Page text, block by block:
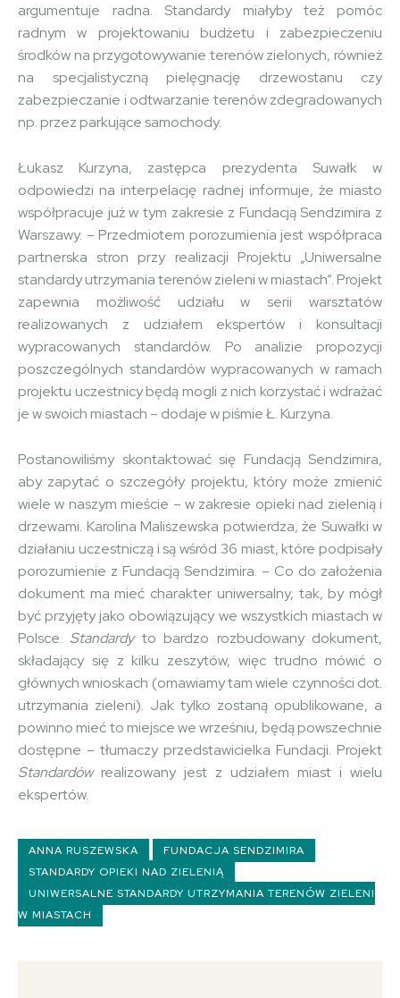
argumentuje radna. Standardy miałyby też pomóc
radnym w projektowaniu budżetu i zabezpieczeniu
środków na przygotowywanie terenów zielonych, również
na specjalistyczną pielęgnację drzewostanu czy
zabezpieczanie i odtwarzanie terenów zdegradowanych
np. przez parkujące samochody.
Łukasz Kurzyna, zastępca prezydenta Suwałk w
odpowiedzi na interpelację radnej informuje, że miasto
współpracuje już w tym zakresie z Fundacją Sendzimira z
Warszawy. – Przedmiotem porozumienia jest współpraca
partnerska stron przy realizacji Projektu „Uniwersalne
standardy utrzymania terenów zieleni w miastach”. Projekt
zapewnia możliwość udziału w serii warsztatów
realizowanych z udziałem ekspertów i konsultacji
wypracowanych standardów. Po analizie propozycji
poszczególnych standardów wypracowanych w ramach
projektu uczestnicy będą mogli z nich korzystać i wdrażać
je w swoich miastach – dodaje w piśmie Ł. Kurzyna.
Postanowiliśmy skontaktować się Fundacją Sendzimira,
aby zapytać o szczegóły projektu, który może zmienić
wiele w naszym mieście – w zakresie opieki nad zielenią i
drzewami. Karolina Maliszewska potwierdza, że Suwałki w
działaniu uczestniczą i są wśród 36 miast, które podpisały
porozumienie z Fundacją Sendzimira. – Co do założenia
dokument ma mieć charakter uniwersalny, tak, by mógł
być przyjęty jako obowiązujący we wszystkich miastach w
Polsce. Standardyto bardzo rozbudowany dokument,
składający się z kilku zeszytów, więc trudno mówić o
głównych wnioskach (omawiamy tam wiele czynności dot.
utrzymania zieleni). Jak tylko zostaną opublikowane, a
powinno mieć to miejsce we wrześniu, będą powszechnie
dostępne – tłumaczy przedstawicielka Fundacji. Projekt
Standardówrealizowany jest z udziałem miast i wielu
ekspertów.
ANNA RUSZEWSKA
FUNDACJA SENDZIMIRA
STANDARDY OPIEKI NAD ZIELENIĄ
UNIWERSALNE STANDARDY UTRZYMANIA TERENÓW ZIELENI
W MIASTACH